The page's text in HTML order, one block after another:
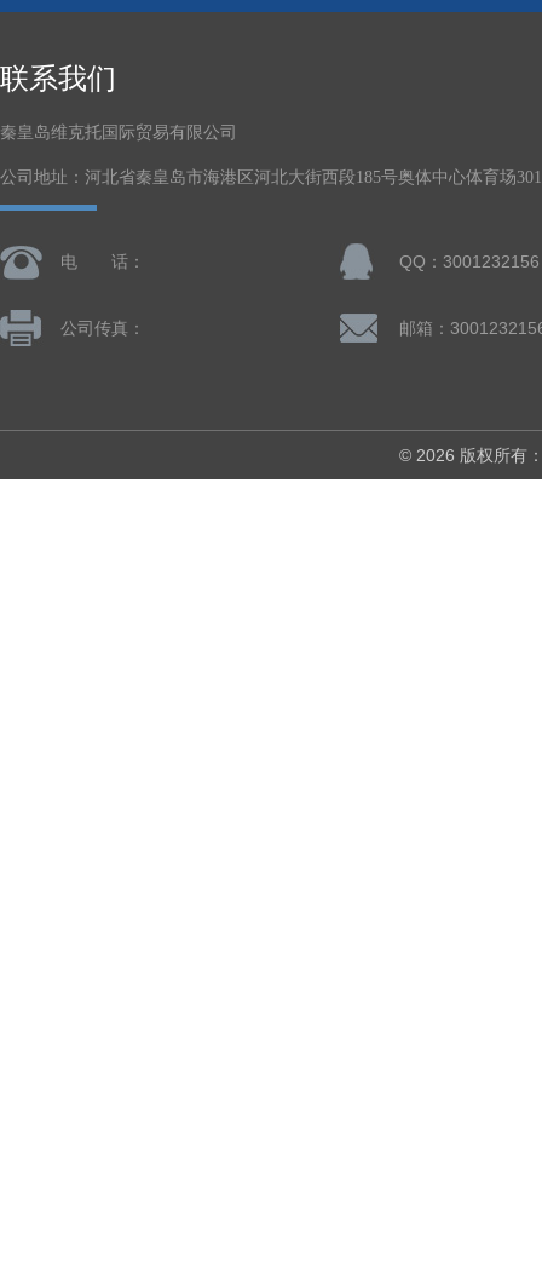
联系我们
秦皇岛维克托国际贸易有限公司
公司地址：河北省秦皇岛市海港区河北大街西段185号奥体中心体育场
电 话： QQ：3001232156
公司传真： 邮箱：
© 2026 版权所有